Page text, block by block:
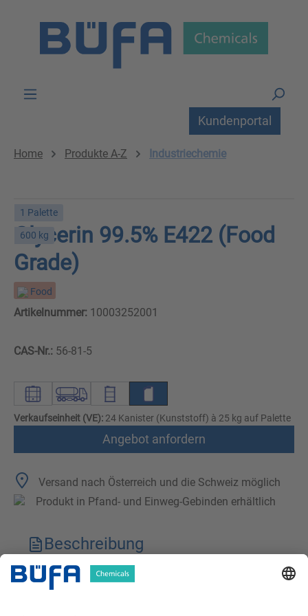
Kundenportal
Home Produkte A-Z Industriechemie
1 Palette
600 kg
Glycerin 99.5% E422 (Food
Grade)
Food
Artikelnummer: 10003252001
CAS-Nr.: 56-81-5
Verkaufseinheit (VE): 24 Kanister (Kunststoff) à 25 kg auf Palette
Angebot anfordern
Versand nach Österreich und die Schweiz möglich
Produkt in Pfand- und Einweg-Gebinden erhältlich
Beschreibung
Technische Merkmale